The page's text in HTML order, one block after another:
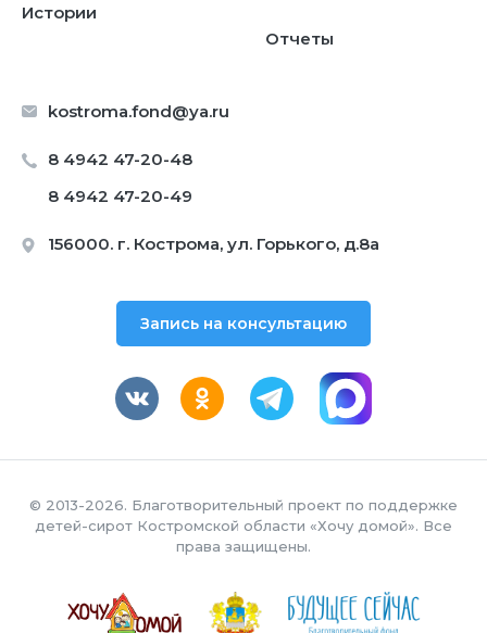
kostroma.fond@ya.ru
8 4942 47-20-48
8 4942 47-20-49
156000. г. Кострома, ул. Горького, д.8а
Истории
Отчеты
Запись на консультацию
© 2013-2026. Благотворительный проект по поддержке
детей-сирот Костромской области «Хочу домой». Все
права защищены.